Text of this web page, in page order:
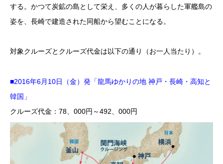
する。かつて炭鉱の島として栄え、多くの人が暮らした軍艦島の
姿を、長崎で建造された同船から望むことになる。
対象クルーズとクルーズ代金は以下の通り（お一人当たり）。
■2016年6月10日（金）発「龍馬ゆかりの地 神戸・長崎・高知と
韓国」
クルーズ代金：78、000円～492、000円